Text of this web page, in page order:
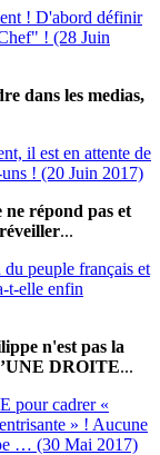
! D'abord définir
! (28 Juin
dans les medias,
il est en attente de
! (20 Juin 2017)
ne répond pas et
...
peuple français et
t-elle enfin
n'est pas la
DROITE...
pour cadrer «
» ! Aucune
… (30 Mai 2017)